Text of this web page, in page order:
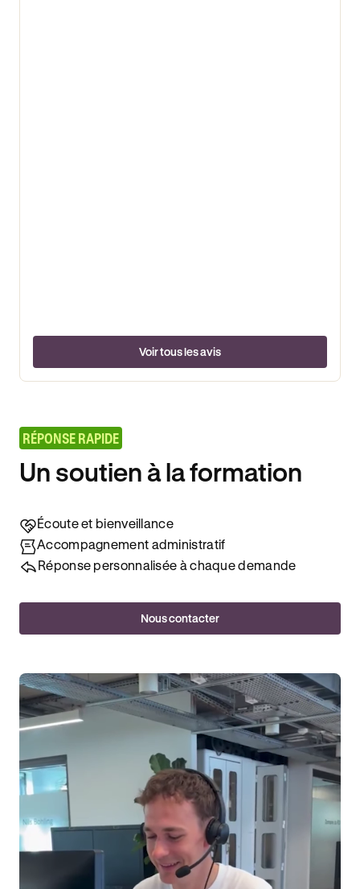
Voir tous les avis
RÉPONSE RAPIDE
Un soutien à la formation
Écoute et bienveillance
Accompagnement administratif
Réponse personnalisée à chaque demande
Nous contacter